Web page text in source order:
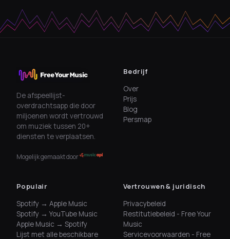
De afspeellijst-
overdrachtsapp die door
miljoenen wordt vertrouwd
om muziek tussen 20+
diensten te verplaatsen.
Mogelijk gemaakt door
Bedrijf
Over
Prijs
Blog
Persmap
Populair
Spotify → Apple Music
Spotify → YouTube Music
Apple Music → Spotify
Lijst met alle beschikbare
Vertrouwen & juridisch
Privacybeleid
Restitutiebeleid - Free Your
Music
Servicevoorwaarden - Free